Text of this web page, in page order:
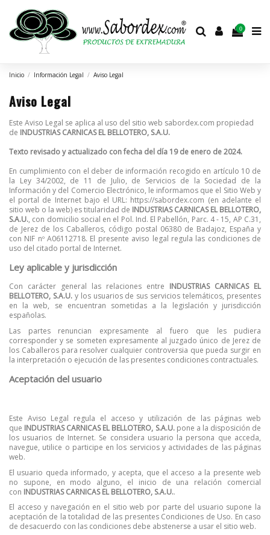
0
Inicio Información Legal Aviso Legal
Aviso Legal
Este Aviso Legal se aplica al uso del sitio web sabordex.com propiedad
de INDUSTRIAS CARNICAS EL BELLOTERO, S.A.U.
Texto revisado y actualizado con fecha del día 19 de enero de 2024.
En cumplimiento con el deber de información recogido en artículo 10 de
la Ley 34/2002, de 11 de Julio, de Servicios de la Sociedad de la
Información y del Comercio Electrónico, le informamos que el Sitio Web y
el portal de Internet bajo el URL: https://sabordex.com (en adelante el
sitio web o la web) es titularidad de INDUSTRIAS CARNICAS EL BELLOTERO,
S.A.U., con domicilio social en el Pol. Ind. El Pabellón, Parc. 4 - 15, AP C.31,
de Jerez de los Caballeros, código postal 06380 de Badajoz, España y
con NIF nº A06112718. El presente aviso legal regula las condiciones de
uso del citado portal de Internet.
Ley aplicable y jurisdicción
Con carácter general las relaciones entre INDUSTRIAS CARNICAS EL
BELLOTERO, S.A.U.y los usuarios de sus servicios telemáticos, presentes
en la web, se encuentran sometidas a la legislación y jurisdicción
españolas.
Las partes renuncian expresamente al fuero que les pudiera
corresponder y se someten expresamente al juzgado único de Jerez de
los Caballeros para resolver cualquier controversia que pueda surgir en
la interpretación o ejecución de las presentes condiciones contractuales.
Aceptación del usuario
Este Aviso Legal regula el acceso y utilización de las páginas web
que INDUSTRIAS CARNICAS EL BELLOTERO, S.A.U.pone a la disposición de
los usuarios de Internet. Se considera usuario la persona que acceda,
navegue, utilice o participe en los servicios y actividades de las páginas
web.
El usuario queda informado, y acepta, que el acceso a la presente web
no supone, en modo alguno, el inicio de una relación comercial
con INDUSTRIAS CARNICAS EL BELLOTERO, S.A.U..
El acceso y navegación en el sitio web por parte del usuario supone la
aceptación de la totalidad de las presentes Condiciones de Uso. En caso
de desacuerdo con las condiciones debe abstenerse a usar el sitio web.